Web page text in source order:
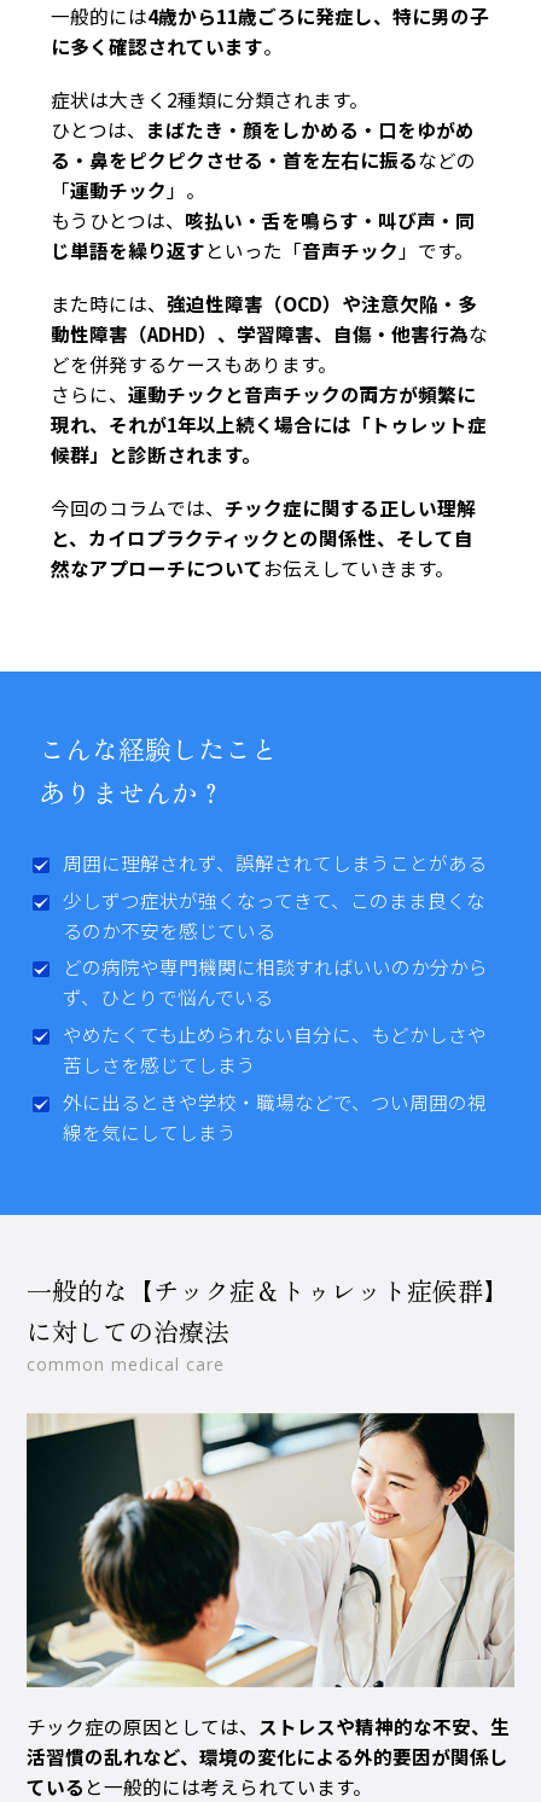
一般的には4歳から11歳ごろに発症し、特に男の子
に多く確認されています。
症状は大きく2種類に分類されます。
ひとつは、 まばたき・顔をしかめる・口をゆがめ
る・鼻をピクピクさせる・首を左右に振るなどの
「運動チック 」。
もうひとつは、 咳払い・舌を鳴らす・叫び声・同
じ単語を繰り返すといった「音声チック 」です。
また時には、強迫性障害（OCD）や注意欠陥・多
動性障害（ADHD）、学習障害、自傷・他害行為な
どを併発するケースもあります。
さらに、運動チックと音声チックの両方が頻繁に
現れ、それが1年以上続く場合には「トゥレット症
候群」と診断されます。
今回のコラムでは、 チック症に関する正しい理解
と、カイロプラクティックとの関係性、そして自
然なアプローチについてお伝えしていきます。
こんな経験したこと
ありませんか？
周囲に理解されず、誤解されてしまうことがある
少しずつ症状が強くなってきて、このまま良くな
るのか不安を感じている
どの病院や専門機関に相談すればいいのか分から
ず、ひとりで悩んでいる
やめたくても止められない自分に、もどかしさや
苦しさを感じてしまう
外に出るときや学校・職場などで、つい周囲の視
線を気にしてしまう
一般的な【チック症＆トゥレット症候群】
に対しての治療法
common medical care
チック症の原因としては、 ストレスや精神的な不安、生
活習慣の乱れなど、環境の変化による外的要因が関係し
ている と一般的には考えられています。